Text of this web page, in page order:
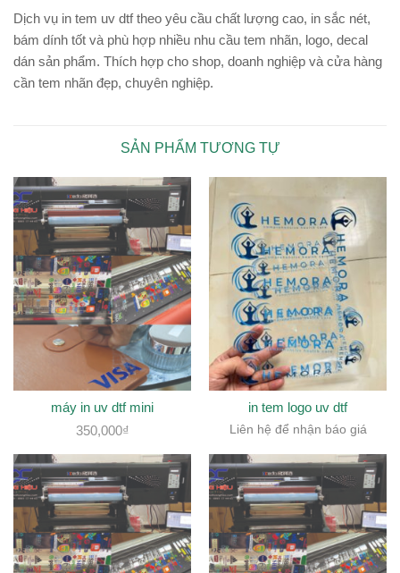
Dịch vụ in tem uv dtf theo yêu cầu chất lượng cao, in sắc nét,
bám dính tốt và phù hợp nhiều nhu cầu tem nhãn, logo, decal
dán sản phẩm. Thích hợp cho shop, doanh nghiệp và cửa hàng
cần tem nhãn đẹp, chuyên nghiệp.
SẢN PHẨM TƯƠNG TỰ
máy in uv dtf mini
350,000₫
in tem logo uv dtf
Liên hệ để nhận báo giá